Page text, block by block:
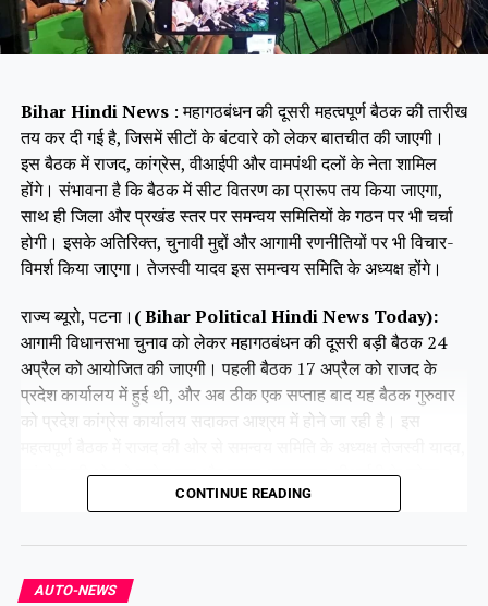
Bihar Hindi News: महागठबंधन की दूसरी महत्वपूर्ण बैठक की तारीख
तय कर दी गई है, जिसमें सीटों के बंटवारे को लेकर बातचीत की जाएगी।
इस बैठक में राजद, कांग्रेस, वीआईपी और वामपंथी दलों के नेता शामिल
होंगे। संभावना है कि बैठक में सीट वितरण का प्रारूप तय किया जाएगा,
साथ ही जिला और प्रखंड स्तर पर समन्वय समितियों के गठन पर भी चर्चा
होगी। इसके अतिरिक्त, चुनावी मुद्दों और आगामी रणनीतियों पर भी विचार-
विमर्श किया जाएगा। तेजस्वी यादव इस समन्वय समिति के अध्यक्ष होंगे।
राज्य ब्यूरो, पटना। ( Bihar Political Hindi News Today):
आगामी विधानसभा चुनाव को लेकर महागठबंधन की दूसरी बड़ी बैठक 24
अप्रैल को आयोजित की जाएगी। पहली बैठक 17 अप्रैल को राजद के
प्रदेश कार्यालय में हुई थी, और अब ठीक एक सप्ताह बाद यह बैठक गुरुवार
को प्रदेश कांग्रेस कार्यालय सदाकत आश्रम में होने जा रही है। इस
कांग्रेस की ओर से राजेश राम और कृष्णा अल्लावारू, वीआईपी के मुकेश
सहनी और वाम दलों के प्रमुख नेता भाग लेंगे।
Share this:
CONTINUE READING
AUTO-NEWS